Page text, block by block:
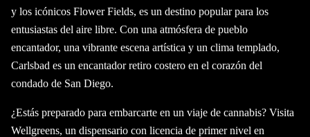
y los icónicos Flower Fields, es un destino popular para los
entusiastas del aire libre. Con una atmósfera de pueblo
encantador, una vibrante escena artística y un clima templado,
Carlsbad es un encantador retiro costero en el corazón del
condado de San Diego.
¿Estás preparado para embarcarte en un viaje de cannabis? Visita
Wellgreens, un dispensario con licencia de primer nivel en